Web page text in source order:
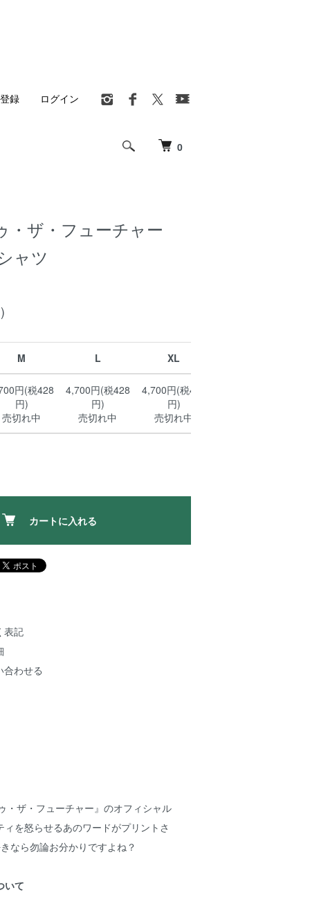
0
録 ログイン
・ザ・フューチャー
ャツ
M L XL
円(税428
円)
売切れ中
4,700円(税428
円)
売切れ中
4,700円(税428
円)
売切れ中
カートに入れる
表記
合わせる
・ザ・フューチャー』のオフィシャル
ィを怒らせるあのワードがプリントさ
なら勿論お分かりですよね？
いて